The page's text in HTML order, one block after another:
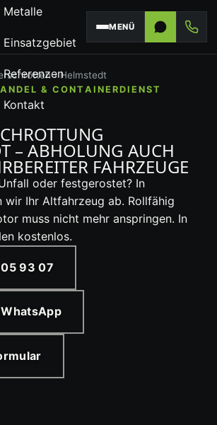
Metalle
Einsatzgebiet
Referenzen
Kontakt
MENÜ
› Helmstedt
& CONTAINERDIENST
– ABHOLUNG AUCH
FAHRZEUGE
oder festgerostet? In
wir Ihr Altfahrzeug ab. Rollfähig
muss nicht mehr anspringen. In
kostenlos.
93 07